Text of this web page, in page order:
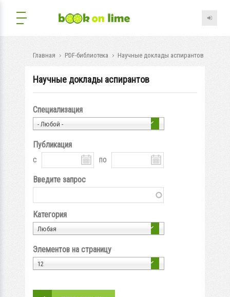
Главная PDF-библиотека Научные доклады аспирантов
Научные доклады аспирантов
Специализация
- Любой -
Публикация
с
по
Введите запрос
Категория
Любая
Элементов на страницу
12